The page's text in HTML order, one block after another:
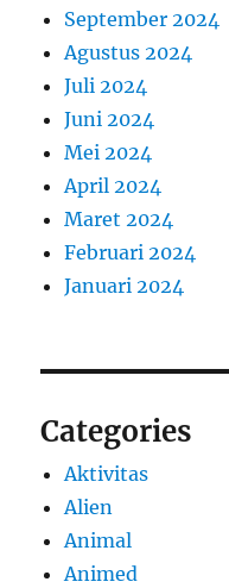
September 2024
Agustus 2024
Juli 2024
Juni 2024
Mei 2024
April 2024
Maret 2024
Februari 2024
Januari 2024
Categories
Aktivitas
Alien
Animal
Animed